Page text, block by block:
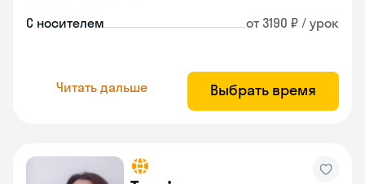
С носителем от 3190 ₽ / урок
Читать дальше Выбрать время